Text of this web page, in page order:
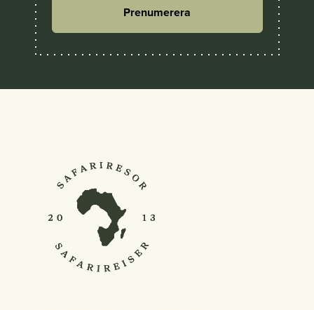
Prenumerera